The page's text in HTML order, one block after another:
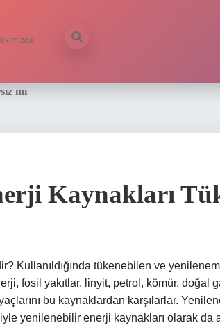
mı
Kaynakları
Kullanıldığında tükenebilen ve
fosil yakıtlar, linyit, petrol, kömür, doğal
bu kaynaklardan karşılarlar.
yenilenebilir enerji kaynakları olarak da